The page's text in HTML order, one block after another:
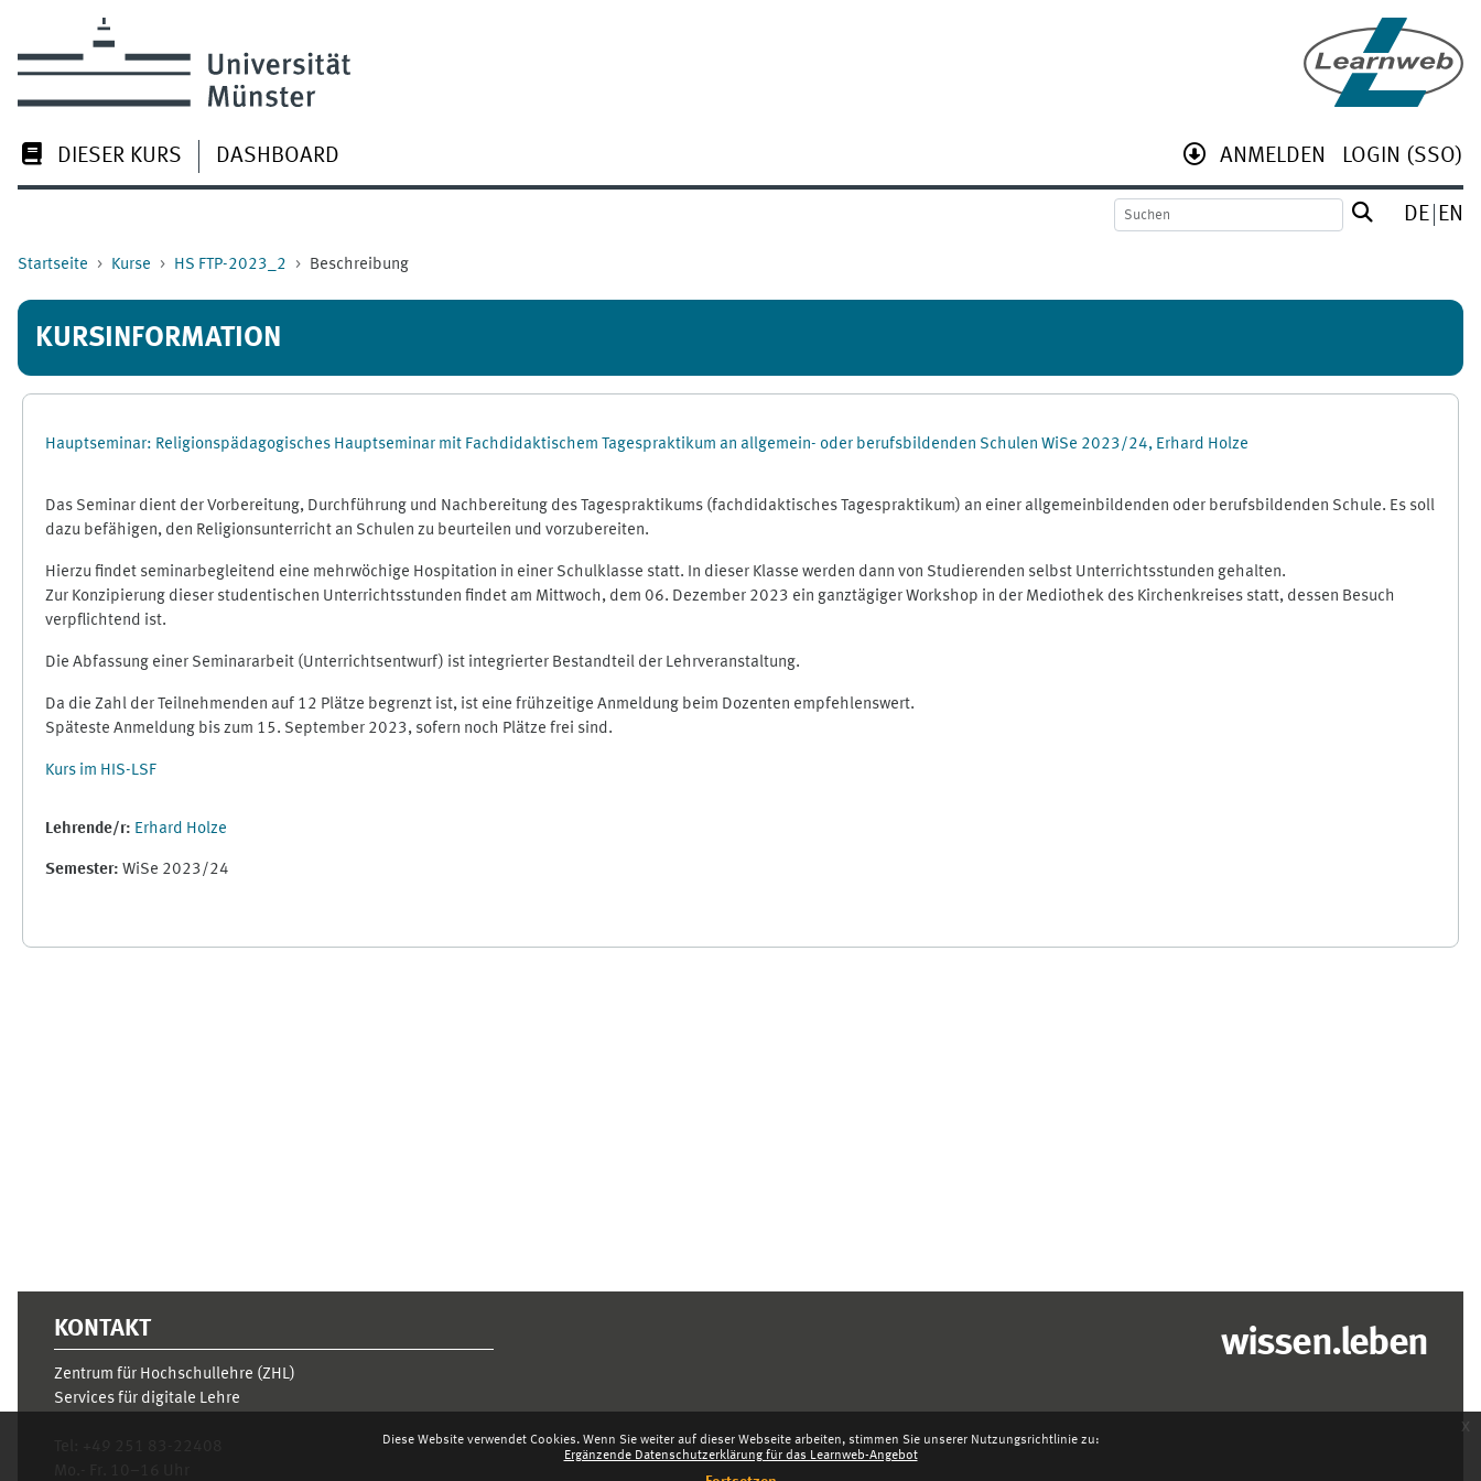
Diese Website verwendet Cookies. Wenn Sie weiter auf dieser Webseite arbeiten, stimmen Sie unserer Nutzungsrichtlinie zu:
Ergänzende Datenschutzerklärung für das Learnweb-Angebot
x
DIESER KURS DASHBOARD ANMELDEN LOGIN (SSO)
DE EN
Startseite Kurse HS FTP-2023_2 Beschreibung
KURSINFORMATION
Hauptseminar: Religionspädagogisches Hauptseminar mit Fachdidaktischem Tagespraktikum an allgemein- oder berufsbildenden Schulen WiSe 2023/24, Erhard Holze
Das Seminar dient der Vorbereitung, Durchführung und Nachbereitung des Tagespraktikums (fachdidaktisches Tagespraktikum) an einer allgemeinbildenden oder berufsbildenden Schule. Es soll
dazu befähigen, den Religionsunterricht an Schulen zu beurteilen und vorzubereiten.
Hierzu findet seminarbegleitend eine mehrwöchige Hospitation in einer Schulklasse statt. In dieser Klasse werden dann von Studierenden selbst Unterrichtsstunden gehalten.
Zur Konzipierung dieser studentischen Unterrichtsstunden findet am Mittwoch, dem 06. Dezember 2023 ein ganztägiger Workshop in der Mediothek des Kirchenkreises statt, dessen Besuch
verpflichtend ist.
Die Abfassung einer Seminararbeit (Unterrichtsentwurf) ist integrierter Bestandteil der Lehrveranstaltung.
Da die Zahl der Teilnehmenden auf 12 Plätze begrenzt ist, ist eine frühzeitige Anmeldung beim Dozenten empfehlenswert.
Späteste Anmeldung bis zum 15. September 2023, sofern noch Plätze frei sind.
Kurs im HIS-LSF
Lehrende/r: Erhard Holze
Semester: WiSe 2023/24
KONTAKT
Zentrum für Hochschullehre (ZHL)
Services für digitale Lehre
wissen.leben